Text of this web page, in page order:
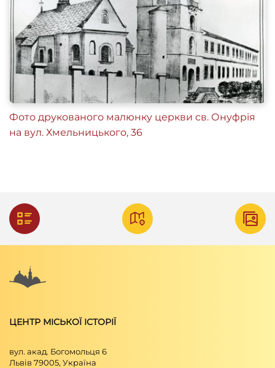
Фото друкованого малюнку церкви св. Онуфрія
на вул. Хмельницького, 36
ЦЕНТР МІСЬКОЇ ІСТОРІЇ
вул. акад. Богомольця 6
Львів 79005, Україна